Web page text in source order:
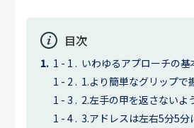
目次
いわゆるアプローチの基
1.より簡単なグリップで
2.左手の甲を返さないよ
3.アドレスは左右5分5分